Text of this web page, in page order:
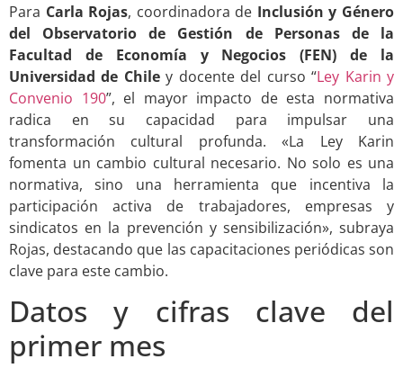
Para Carla Rojas, coordinadora de Inclusión y Género
del Observatorio de Gestión de Personas de la
Facultad de Economía y Negocios (FEN) de la
Universidad de Chiley docente del curso “Ley Karin y
Convenio 190”, el mayor impacto de esta normativa
radica en su capacidad para impulsar una
transformación cultural profunda. «La Ley Karin
fomenta un cambio cultural necesario. No solo es una
normativa, sino una herramienta que incentiva la
participación activa de trabajadores, empresas y
sindicatos en la prevención y sensibilización», subraya
Rojas, destacando que las capacitaciones periódicas son
clave para este cambio.
Datos y cifras clave del
primer mes